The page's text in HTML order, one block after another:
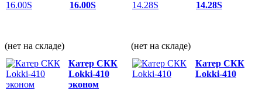
16.00S
(нет на складе)
14.28S
(нет на складе)
Катер СКК
Lokki-410
эконом
Катер СКК
Lokki-410